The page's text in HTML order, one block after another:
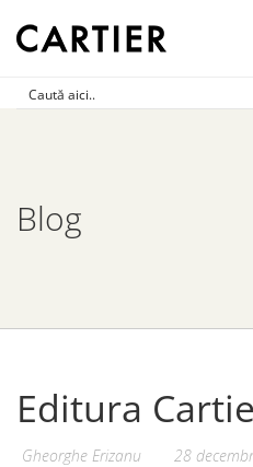
Blog
Editura
Gheorghe Erizanu 28